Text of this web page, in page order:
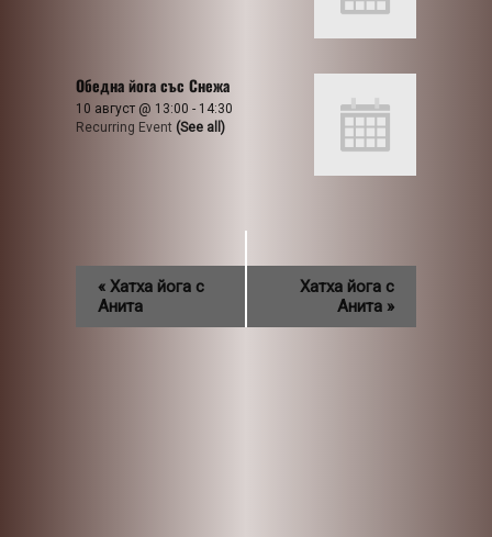
Обедна йога със Снежа
10 август @ 13:00 - 14:30
Recurring Event (See all)
« Хатха йога с
Анита
Хатха йога с
Анита »